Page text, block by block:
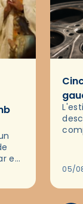
en
05/